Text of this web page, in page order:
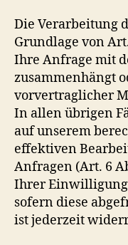
Die Verarbeitung
Grundlage von
Ihre Anfrage mit
zusammenhängt
vorvertraglicher
In allen übrigen
auf unserem
effektiven
Anfragen (Art. 6
Ihrer Einwilligung
sofern diese
ist jederzeit